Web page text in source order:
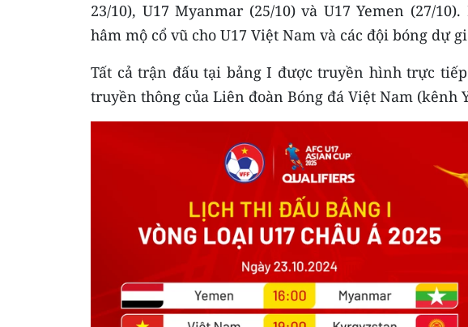
23/10), U17 Myanmar (25/10) và U17 Yemen (27/
hâm mộ cổ vũ cho U17 Việt Nam và các đội bóng dự
Tất cả trận đấu tại bảng I được truyền hình trực
truyền thông của Liên đoàn Bóng đá Việt Nam (kênh